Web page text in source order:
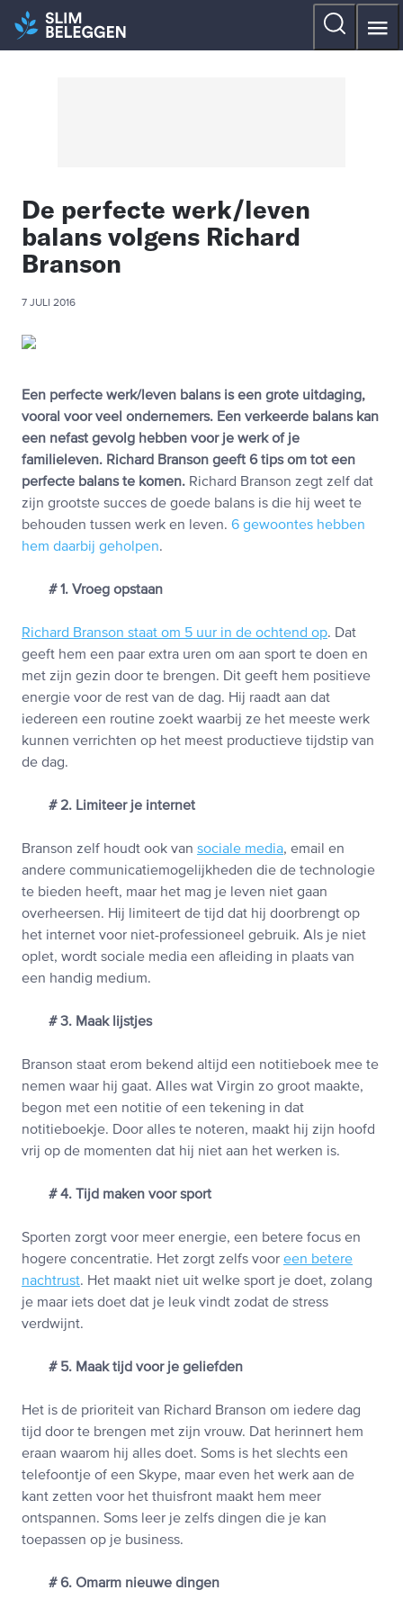
De perfecte werk/leven
balans volgens Richard
Branson
7 JULI 2016
Een perfecte werk/leven balans is een grote uitdaging,
vooral voor veel ondernemers. Een verkeerde balans kan
een nefast gevolg hebben voor je werk of je
familieleven. Richard Branson geeft 6 tips om tot een
perfecte balans te komen. Richard Branson zegt zelf dat
zijn grootste succes de goede balans is die hij weet te
behouden tussen werk en leven. 6 gewoontes hebben
hem daarbij geholpen.
# 1. Vroeg opstaan
Richard Branson staat om 5 uur in de ochtend op. Dat
geeft hem een paar extra uren om aan sport te doen en
met zijn gezin door te brengen. Dit geeft hem positieve
energie voor de rest van de dag. Hij raadt aan dat
iedereen een routine zoekt waarbij ze het meeste werk
kunnen verrichten op het meest productieve tijdstip van
de dag.
# 2. Limiteer je internet
Branson zelf houdt ook van sociale media, email en
andere communicatiemogelijkheden die de technologie
te bieden heeft, maar het mag je leven niet gaan
overheersen. Hij limiteert de tijd dat hij doorbrengt op
het internet voor niet-professioneel gebruik. Als je niet
oplet, wordt sociale media een afleiding in plaats van
een handig medium.
# 3. Maak lijstjes
Branson staat erom bekend altijd een notitieboek mee te
nemen waar hij gaat. Alles wat Virgin zo groot maakte,
begon met een notitie of een tekening in dat
notitieboekje. Door alles te noteren, maakt hij zijn hoofd
vrij op de momenten dat hij niet aan het werken is.
# 4. Tijd maken voor sport
Sporten zorgt voor meer energie, een betere focus en
hogere concentratie. Het zorgt zelfs voor een betere
nachtrust. Het maakt niet uit welke sport je doet, zolang
je maar iets doet dat je leuk vindt zodat de stress
verdwijnt.
# 5. Maak tijd voor je geliefden
Het is de prioriteit van Richard Branson om iedere dag
tijd door te brengen met zijn vrouw. Dat herinnert hem
eraan waarom hij alles doet. Soms is het slechts een
telefoontje of een Skype, maar even het werk aan de
kant zetten voor het thuisfront maakt hem meer
ontspannen. Soms leer je zelfs dingen die je kan
toepassen op je business.
# 6. Omarm nieuwe dingen